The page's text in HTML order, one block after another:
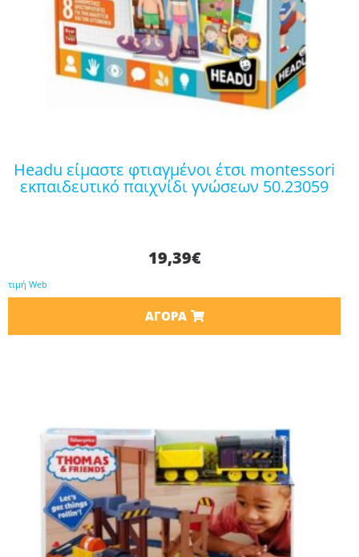
headu είμαστε φτιαγμένοι έτσι montessori
εκπαιδευτικό παιχνίδι γνώσεων 50.23059
19,39€
τιμή Web
ΑΓΟΡΆ